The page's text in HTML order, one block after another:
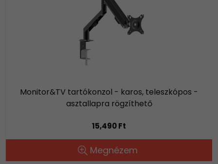
Monitor&TV tartókonzol - karos, teleszkópos -
asztallapra rögzíthető
15,490 Ft
Megnézem